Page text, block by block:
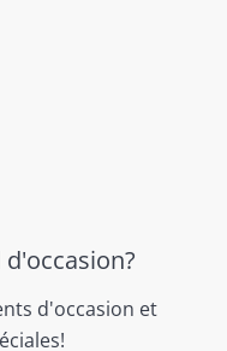
d'occasion et